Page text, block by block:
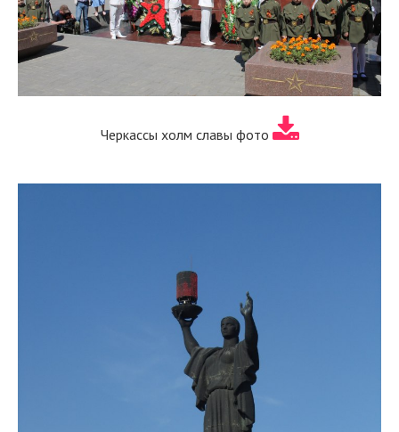
Черкассы холм славы фото